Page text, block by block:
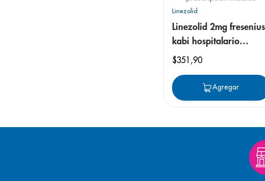
Linezolid
Linezolid 2mg fresenius
kabi hospitalario
solución
$351 ,90
Agregar